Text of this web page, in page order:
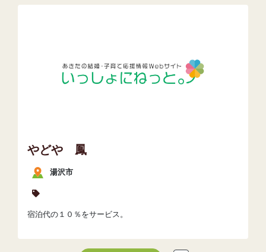
やどや 鳳
湯沢市
宿泊代の１０％をサービス。